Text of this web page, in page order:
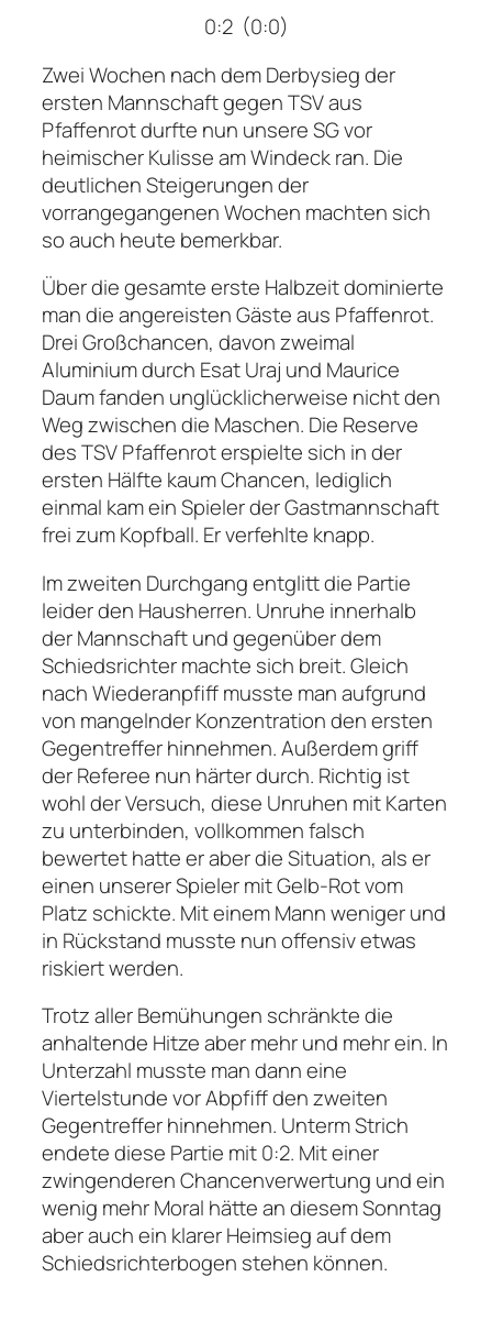
0:2 (0:0)
Zwei Wochen nach dem Derbysieg der
ersten Mannschaft gegen TSV aus
Pfaffenrot durfte nun unsere SG vor
heimischer Kulisse am Windeck ran. Die
deutlichen Steigerungen der
vorrangegangenen Wochen machten sich
so auch heute bemerkbar.
Über die gesamte erste Halbzeit dominierte
man die angereisten Gäste aus Pfaffenrot.
Drei Großchancen, davon zweimal
Aluminium durch Esat Uraj und Maurice
Daum fanden unglücklicherweise nicht den
Weg zwischen die Maschen. Die Reserve
des TSV Pfaffenrot erspielte sich in der
ersten Hälfte kaum Chancen, lediglich
einmal kam ein Spieler der Gastmannschaft
frei zum Kopfball. Er verfehlte knapp.
Im zweiten Durchgang entglitt die Partie
leider den Hausherren. Unruhe innerhalb
der Mannschaft und gegenüber dem
Schiedsrichter machte sich breit. Gleich
nach Wiederanpfiff musste man aufgrund
von mangelnder Konzentration den ersten
Gegentreffer hinnehmen. Außerdem griff
der Referee nun härter durch. Richtig ist
wohl der Versuch, diese Unruhen mit Karten
zu unterbinden, vollkommen falsch
bewertet hatte er aber die Situation, als er
einen unserer Spieler mit Gelb-Rot vom
Platz schickte. Mit einem Mann weniger und
in Rückstand musste nun offensiv etwas
riskiert werden.
Trotz aller Bemühungen schränkte die
anhaltende Hitze aber mehr und mehr ein. In
Unterzahl musste man dann eine
Viertelstunde vor Abpfiff den zweiten
Gegentreffer hinnehmen. Unterm Strich
endete diese Partie mit 0:2. Mit einer
zwingenderen Chancenverwertung und ein
wenig mehr Moral hätte an diesem Sonntag
aber auch ein klarer Heimsieg auf dem
Schiedsrichterbogen stehen können.